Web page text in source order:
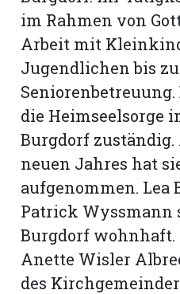
im Rahmen von
Arbeit mit
Jugendlichen bis
die Heimseelsorge
Burgdorf
neuen Jahres hat
aufgenommen. Lea
Patrick Wyssmann
Burgdorf wohnhaft.
Anette Wisler
des